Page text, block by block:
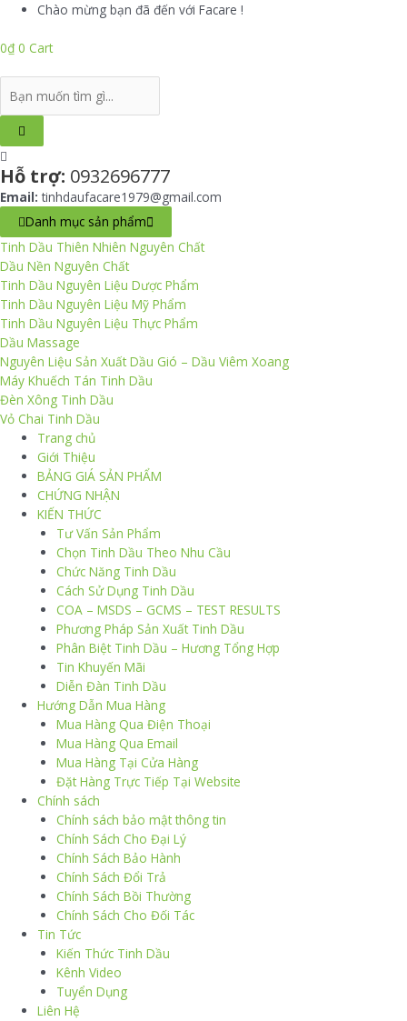
Skip
content
Chào mừng bạn đã đến với Facare !
0₫ 0 Cart
Hỗ trợ: 0932696777
Email: tinhdaufacare1979@gmail.com
Danh mục sản phẩm
Tinh Dầu Thiên Nhiên Nguyên Chất
Dầu Nền Nguyên Chất
Tinh Dầu Nguyên Liệu Dược Phẩm
Tinh Dầu Nguyên Liệu Mỹ Phẩm
Tinh Dầu Nguyên Liệu Thực Phẩm
Dầu Massage
Nguyên Liệu Sản Xuất Dầu Gió – Dầu Viêm Xoang
Máy Khuếch Tán Tinh Dầu
Đèn Xông Tinh Dầu
Vỏ Chai Tinh Dầu
Trang chủ
Giới Thiệu
BẢNG GIÁ SẢN PHẨM
CHỨNG NHẬN
KIẾN THỨC
Tư Vấn Sản Phẩm
Chọn Tinh Dầu Theo Nhu Cầu
Chức Năng Tinh Dầu
Cách Sử Dụng Tinh Dầu
COA – MSDS – GCMS – TEST RESULTS
Phương Pháp Sản Xuất Tinh Dầu
Phân Biệt Tinh Dầu – Hương Tổng Hợp
Tin Khuyến Mãi
Diễn Đàn Tinh Dầu
Hướng Dẫn Mua Hàng
Mua Hàng Qua Điện Thoại
Mua Hàng Qua Email
Mua Hàng Tại Cửa Hàng
Đặt Hàng Trực Tiếp Tại Website
Chính sách
Chính sách bảo mật thông tin
Chính Sách Cho Đại Lý
Chính Sách Bảo Hành
Chính Sách Đổi Trả
Chính Sách Bồi Thường
Chính Sách Cho Đối Tác
Tin Tức
Kiến Thức Tinh Dầu
Kênh Video
Tuyển Dụng
Liên Hệ